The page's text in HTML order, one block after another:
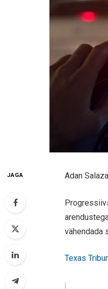
JAGA Adan
vähendada
Texas